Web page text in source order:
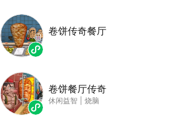
卷饼传奇餐厅
卷饼餐厅传奇
休闲益智 烧脑